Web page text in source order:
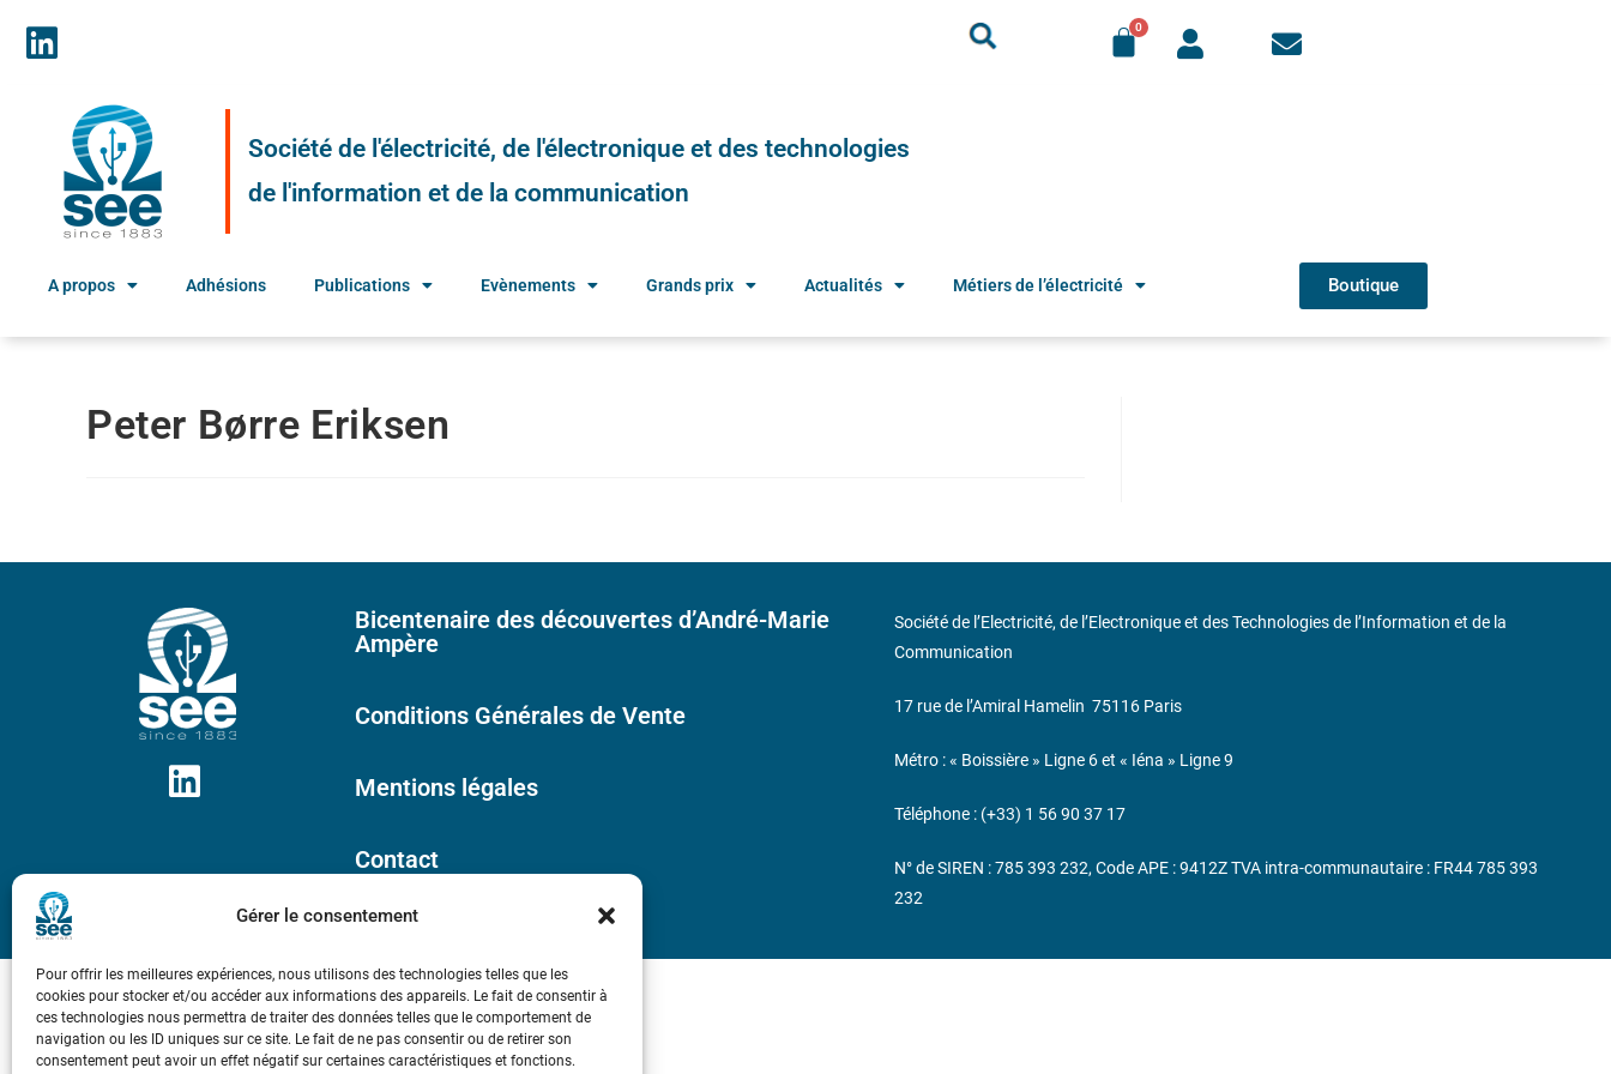
Gérer le consentement
Pour offrir les meilleures expériences, nous utilisons des technologies telles que les
cookies pour stocker et/ou accéder aux informations des appareils. Le fait de consentir à
ces technologies nous permettra de traiter des données telles que le comportement de
navigation ou les ID uniques sur ce site. Le fait de ne pas consentir ou de retirer son
consentement peut avoir un effet négatif sur certaines caractéristiques et fonctions.
Société de l'électricité, de l'électronique et des technologies
de l'information et de la communication
A propos Adhésions Publications Evènements Grands prix Actualités Métiers de l’électricité Boutique
Peter Børre Eriksen
Bicentenaire des découvertes d’André-Marie
Ampère
Conditions Générales de Vente
Mentions légales
Contact
Société de l’Electricité, de l’Electronique et des Technologies de l’Information et de la
Communication
17 rue de l’Amiral Hamelin 75116 Paris
Métro : « Boissière » Ligne 6 et « Iéna » Ligne 9
Téléphone : (+33) 1 56 90 37 17
N° de SIREN : 785 393 232, Code APE : 9412Z TVA intra-communautaire : FR44 785 393
232